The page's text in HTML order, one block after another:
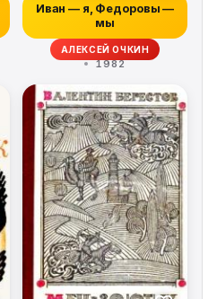
Иван — я, Федоровы —
мы
АЛЕКСЕЙ ОЧКИН
1982